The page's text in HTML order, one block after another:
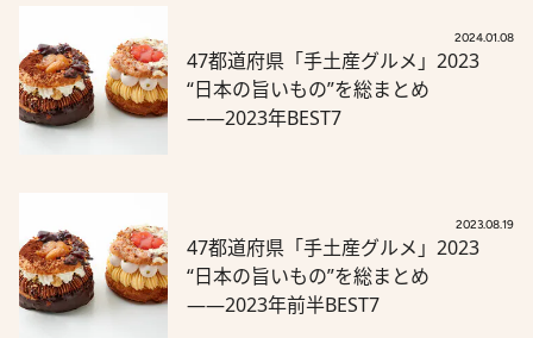
2024.01.08
47都道府県「手土産グルメ」2023
“日本の旨いもの”を総まとめ
――2023年BEST7
2023.08.19
47都道府県「手土産グルメ」2023
“日本の旨いもの”を総まとめ
――2023年前半BEST7